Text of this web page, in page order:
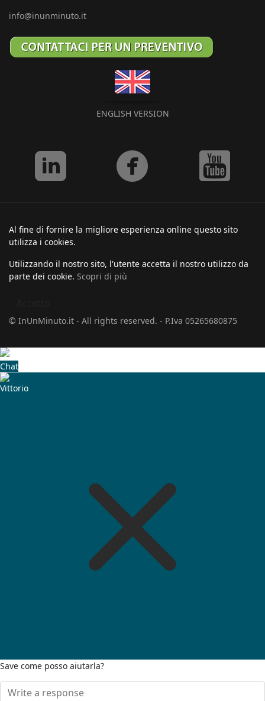
info@inunminuto.it
ENGLISH VERSION
Al fine di fornire la migliore esperienza online questo sito
utilizza i cookies.
Utilizzando il nostro sito, l'utente accetta il nostro utilizzo da
parte dei cookie. Scopri di più
© InUnMinuto.it - All rights reserved. - P.Iva 05265680875
Chat
Vittorio
Save come posso aiutarla?